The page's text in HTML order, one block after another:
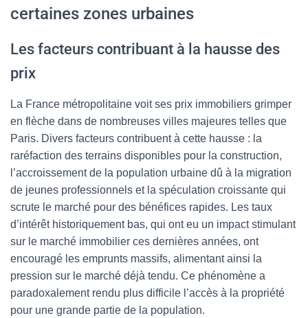
certaines zones urbaines
Les facteurs contribuant à la hausse des
prix
La France métropolitaine voit ses prix immobiliers grimper
en flèche dans de nombreuses villes majeures telles que
Paris. Divers facteurs contribuent à cette hausse : la
raréfaction des terrains disponibles pour la construction,
l’accroissement de la population urbaine dû à la migration
de jeunes professionnels et la spéculation croissante qui
scrute le marché pour des bénéfices rapides. Les taux
d’intérêt historiquement bas, qui ont eu un impact stimulant
sur le marché immobilier ces dernières années, ont
encouragé les emprunts massifs, alimentant ainsi la
pression sur le marché déjà tendu. Ce phénomène a
paradoxalement rendu plus difficile l’accès à la propriété
pour une grande partie de la population.